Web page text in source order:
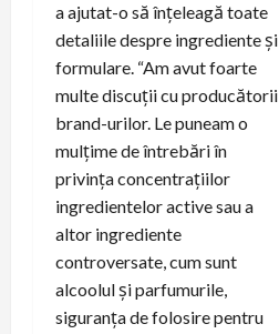
a ajutat-o să înțeleagă toate
detaliile despre ingrediente și
formulare. “Am avut foarte
multe discuții cu producătorii
brand-urilor. Le puneam o
mulțime de întrebări în
privința concentrațiilor
ingredientelor active sau a
altor ingrediente
controversate, cum sunt
alcoolul și parfumurile,
siguranța de folosire pentru